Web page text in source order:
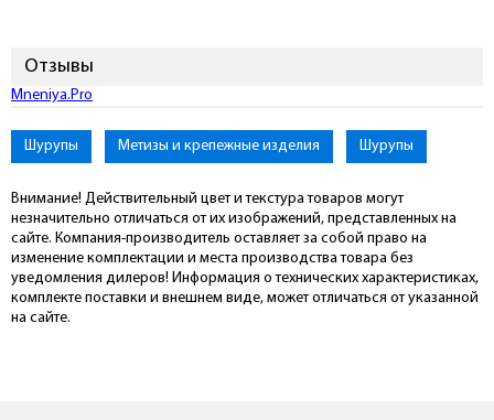
Отзывы
Mneniya.Pro
Шурупы Метизы и крепежные изделия Шурупы
Внимание! Действительный цвет и текстура товаров могут
незначительно отличаться от их изображений, представленных на
сайте. Компания-производитель оставляет за собой право на
изменение комплектации и места производства товара без
уведомления дилеров! Информация о технических характеристиках,
комплекте поставки и внешнем виде, может отличаться от указанной
на сайте.